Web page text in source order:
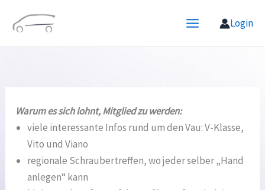
Inhalt
Login
Warum es sich lohnt, Mitglied zu werden:
viele interessante Infos rund um den Vau: V-Klasse,
Vito und Viano
regionale Schraubertreffen, wo jeder selber „Hand
anlegen“ kann